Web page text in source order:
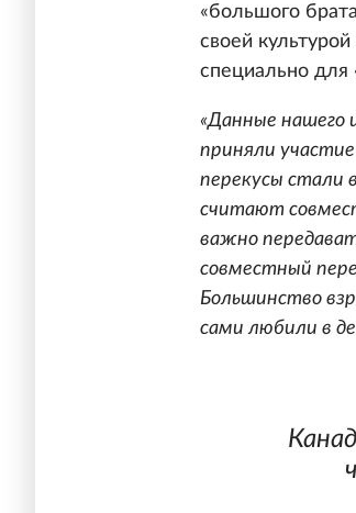
«большого
своей
специально для
«Данные нашего
приняли
перекусы стали
считают
важно
совместный
Большинство
сами любили в